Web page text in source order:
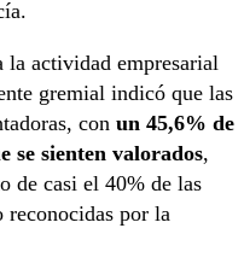
actividad empresarial
gremial indicó que las
con un 45,6% de
se sienten valorados,
de casi el 40% de las
reconocidas por la